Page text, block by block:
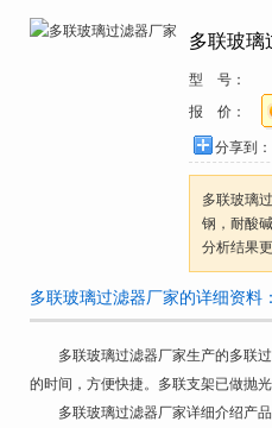
多联玻璃
型 号：
报 价：
分享到：
多联玻璃
钢，耐酸
分析结果
多联玻璃过滤器厂家的详细资料
多联玻璃过滤器厂家生产的多联过
的时间，方便快捷。多联支架已做抛
多联玻璃过滤器厂家详细介绍产品